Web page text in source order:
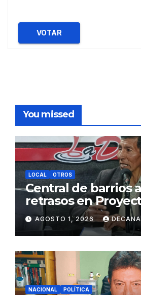
VOTAR
You missed
LOCAL OTROS
Central de barrios
retrasos en
de Agua y
Juliaca
AGOSTO 1, 2026
NACIONAL POLÍTICA